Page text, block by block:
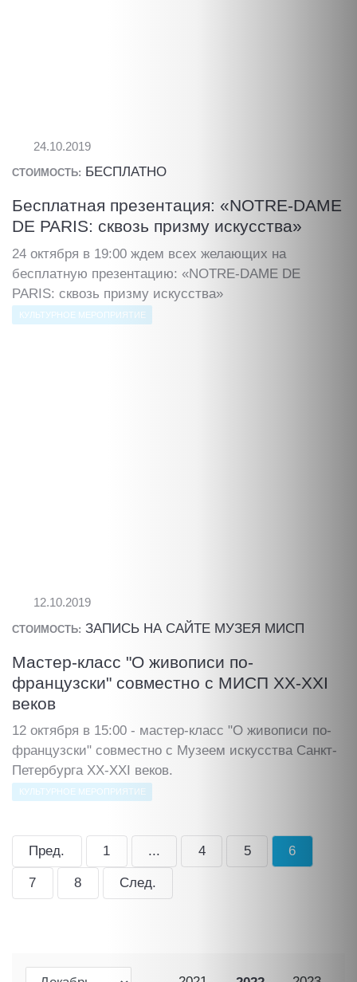
24.10.2019
СТОИМОСТЬ: БЕСПЛАТНО
Бесплатная презентация: «NOTRE-DAME
DE PARIS: сквозь призму искусства»
24 октября в 19:00 ждем всех желающих на
бесплатную презентацию: «NOTRE-DAME DE
PARIS: сквозь призму искусства»
КУЛЬТУРНОЕ МЕРОПРИЯТИЕ
12.10.2019
СТОИМОСТЬ: ЗАПИСЬ НА САЙТЕ МУЗЕЯ МИСП
Мастер-класс "О живописи по-
французски" совместно с МИСП XX-XXI
веков
12 октября в 15:00 - мастер-класс "О живописи по-
французски" совместно с Музеем искусства Санкт-
Петербурга ХХ-ХХI веков.
КУЛЬТУРНОЕ МЕРОПРИЯТИЕ
Пред. 1 ... 4 5 6
7 8 След.